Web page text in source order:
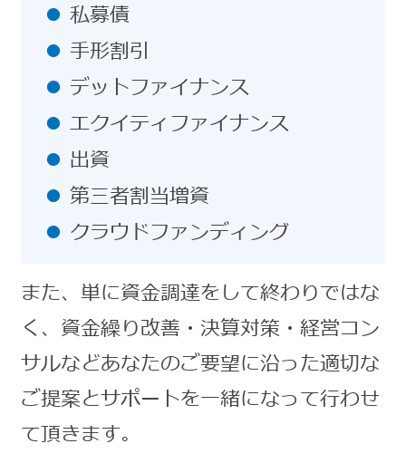
私募債
手形割引
デットファイナンス
エクイティファイナンス
出資
第三者割当増資
クラウドファンディング
また、単に資金調達をして終わりではな
く、資金繰り改善・決算対策・経営コン
サルなどあなたのご要望に沿った適切な
ご提案とサポートを一緒になって行わせ
て頂きます。